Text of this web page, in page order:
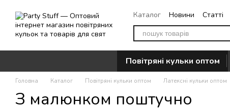
Каталог Новини Статті
Повернення
Контакти
Повітряні кульки оптом
Головна Каталог Повітряні кульки оптом Латексні кульки оптом
З малюнком поштучно